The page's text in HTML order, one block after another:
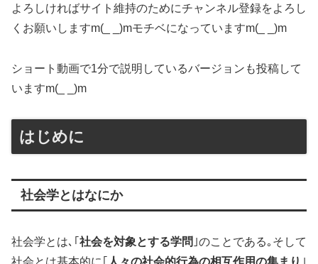
よろしければサイト維持のためにチャンネル登録をよろし
くお願いしますm(_ _)mモチベになっていますm(_ _)m
ショート動画で1分で説明しているバージョンも投稿して
いますm(_ _)m
はじめに
社会学とはなにか
社会学とは､｢ 社会を対象とする学問 ｣のことである｡そして